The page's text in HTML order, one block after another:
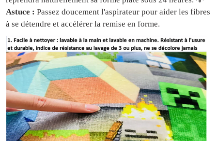
Astuce : Passez doucement l'aspirateur pour aider les fibres
à se détendre et accélérer la remise en forme.